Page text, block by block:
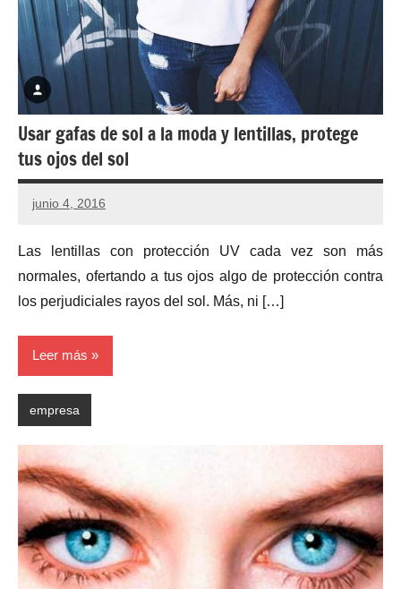
Usar gafas de sol a la moda y lentillas, protege
tus ojos del sol
junio 4, 2016
Las lentillas con protección UV cada vez son más
normales, ofertando a tus ojos algo de protección contra
los perjudiciales rayos del sol. Más, ni […]
Leer más
empresa